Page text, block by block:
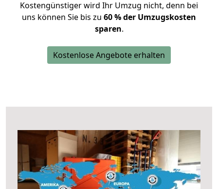
Kostengünstiger wird Ihr Umzug nicht, denn bei
uns können Sie bis zu 60 % der Umzugskosten
sparen.
Kostenlose Angebote erhalten